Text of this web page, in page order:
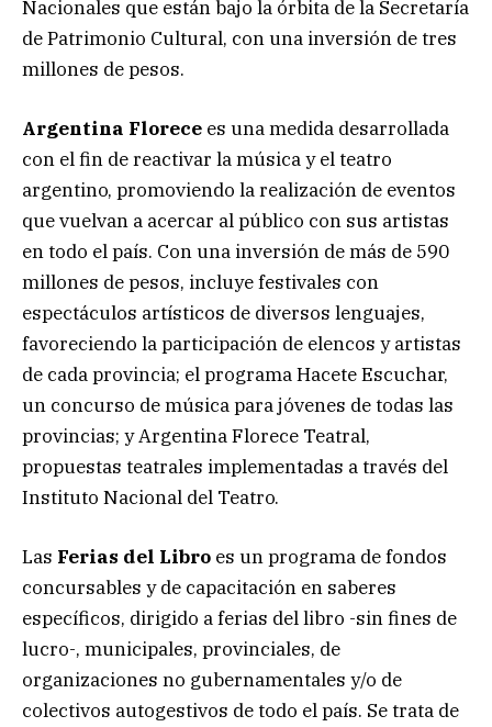
Nacionales que están bajo la órbita de la Secretaría
de Patrimonio Cultural, con una inversión de tres
millones de pesos.
Argentina Florece es una medida desarrollada
con el fin de reactivar la música y el teatro
argentino, promoviendo la realización de eventos
que vuelvan a acercar al público con sus artistas
en todo el país. Con una inversión de más de 590
millones de pesos, incluye festivales con
espectáculos artísticos de diversos lenguajes,
favoreciendo la participación de elencos y artistas
de cada provincia; el programa Hacete Escuchar,
un concurso de música para jóvenes de todas las
provincias; y Argentina Florece Teatral,
propuestas teatrales implementadas a través del
Instituto Nacional del Teatro.
Las Ferias del Libro es un programa de fondos
concursables y de capacitación en saberes
específicos, dirigido a ferias del libro -sin fines de
lucro-, municipales, provinciales, de
organizaciones no gubernamentales y/o de
colectivos autogestivos de todo el país. Se trata de